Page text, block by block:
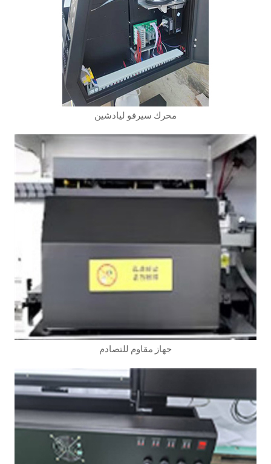
محرك سيرفو ليادشين
جهاز مقاوم للتصادم